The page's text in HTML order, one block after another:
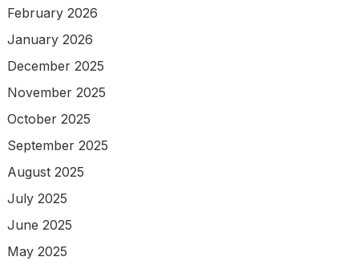
February 2026
January 2026
December 2025
November 2025
October 2025
September 2025
August 2025
July 2025
June 2025
May 2025